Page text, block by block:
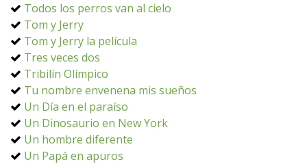
Todos los perros van al cielo
Tom y Jerry
Tom y Jerry la película
Tres veces dos
Tribilín Olímpico
Tu nombre envenena mis sueños
Un Día en el paraíso
Un Dinosaurio en New York
Un hombre diferente
Un Papá en apuros